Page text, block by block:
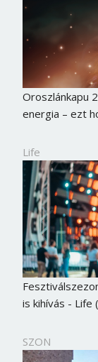
Oroszlánkapu
energia – ezt
Life
is kihívás -
SZON